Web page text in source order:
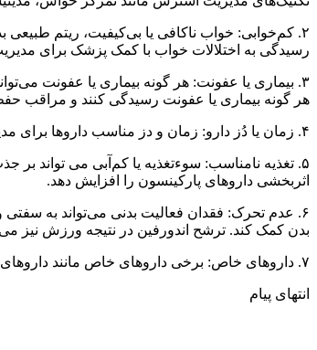
۲. کم‌خوابی: خواب ناکافی یا بی‌کیفیت، ریتم
رسیدگی به اختلالات خواب با کمک پزشک برای
۳. بیماری یا عفونت: هر گونه بیماری یا عفونت
هر گونه بیماری یا عفونت رسیدگی کنند و مراقب
۴. زمان یا دُز دارو: زمان و دز مناسب داروها برای مدیریت موثر علائم پارکینسون ضروری است. اگر داروها طبق دستور مصرف نشوند در کنترل علائم ممکن است نوسان رخ دهد.
۵. تغذیه نامناسب: سوءتغذیه یا کم‌آبی می تواند
اثربخشی داروهای پارکینسون را افزایش دهد.
۶. عدم تحرک: فقدان فعالیت بدنی می‌تواند به
بدن کمک کند. ترشح اندورفین در نتیجه ورزش نیز
۷. داروهای خاص: برخی داروهای خاص مانند داروهای ضد روان‌پریشی، ضد تهوع و ضد افسردگی می‌توانند با سطح دوپامین تداخل کرده یا علائم حرکتی را تشدید کنند.
انتهای پیام